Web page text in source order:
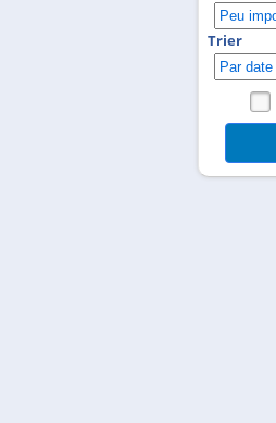
Trier